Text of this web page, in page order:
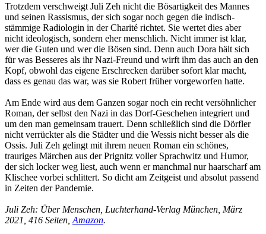
Trotzdem verschweigt Juli Zeh nicht die Bösartigkeit des Mannes
und seinen Rassismus, der sich sogar noch gegen die indisch-
stämmige Radiologin in der Charité richtet. Sie wertet dies aber
nicht ideologisch, sondern eher menschlich. Nicht immer ist klar,
wer die Guten und wer die Bösen sind. Denn auch Dora hält sich
für was Besseres als ihr Nazi-Freund und wirft ihm das auch an den
Kopf, obwohl das eigene Erschrecken darüber sofort klar macht,
dass es genau das war, was sie Robert früher vorgeworfen hatte.
Am Ende wird aus dem Ganzen sogar noch ein recht versöhnlicher
Roman, der selbst den Nazi in das Dorf-Geschehen integriert und
um den man gemeinsam trauert. Denn schließlich sind die Dörfler
nicht verrückter als die Städter und die Wessis nicht besser als die
Ossis. Juli Zeh gelingt mit ihrem neuen Roman ein schönes,
trauriges Märchen aus der Prignitz voller Sprachwitz und Humor,
der sich locker weg liest, auch wenn er manchmal nur haarscharf am
Klischee vorbei schlittert. So dicht am Zeitgeist und absolut passend
in Zeiten der Pandemie.
Juli Zeh: Über Menschen, Luchterhand-Verlag München, März
2021, 416 Seiten, Amazon.